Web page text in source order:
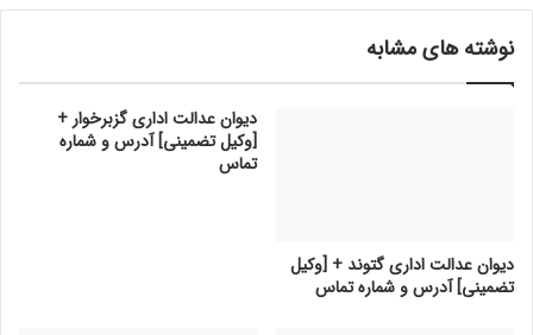
نوشته های مشابه
دیوان عدالت اداری گتوند + [وکیل
تضمینی] آدرس و شماره تماس
دیوان عدالت اداری گزبرخوار +
[وکیل تضمینی] آدرس و شماره
تماس